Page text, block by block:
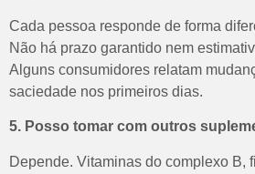
Cada pessoa responde de forma
Não há prazo garantido nem
Alguns consumidores relatam
saciedade nos primeiros dias.
5. Posso tomar com outros
Depende. Vitaminas do complexo B,